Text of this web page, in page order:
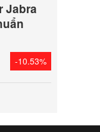
Jabra
-10.53%